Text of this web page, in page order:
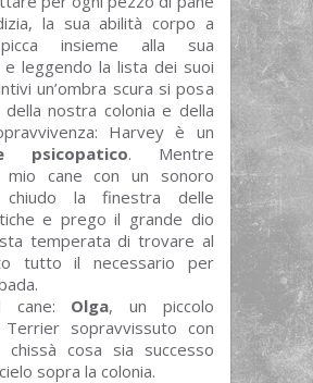
la sua abilità corpo a
insieme alla sua
e leggendo la lista dei suoi
un’ombra scura si posa
nostra colonia e della
Harvey è un
psicopatico. Mentre
mio cane con un sonoro
la finestra delle
e prego il grande dio
temperata di trovare al
tutto il necessario per
cane: Olga, un piccolo
Terrier sopravvissuto con
cosa sia successo
sopra la colonia.